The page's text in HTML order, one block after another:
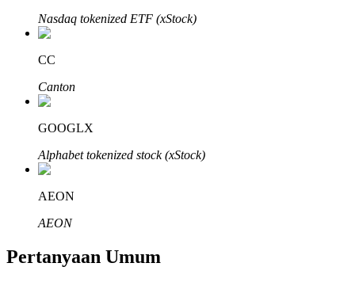
Mitra Bitrue
Afiliasi Bitrue
Hingga 65% Komisi!
Nasdaq tokenized ETF (xStock)
CC
Canton
GOOGLX
Alphabet tokenized stock (xStock)
AEON
AEON
Pertanyaan Umum